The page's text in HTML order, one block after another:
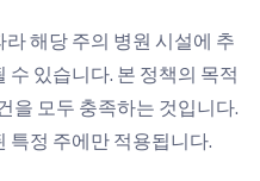
해당 주의 병원 시설에 추
수 있습니다. 본 정책의 목적
을 모두 충족하는 것입니다.
특정 주에만 적용됩니다.